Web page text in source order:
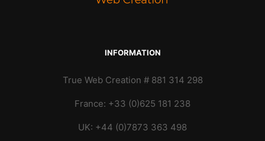
INFORMATION
True Web Creation # 881 314 298
France: +33 (0)625 181 238
UK: +44 (0)7873 363 498